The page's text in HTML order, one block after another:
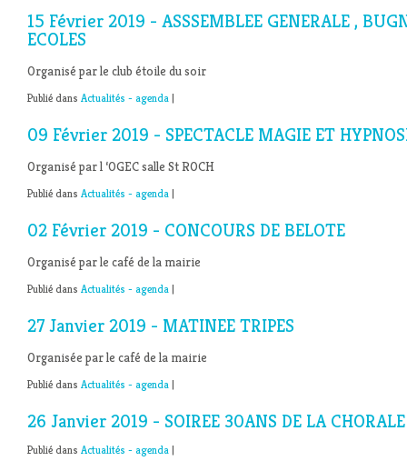
15 Février 2019 - ASSSEMBLEE GENERALE ,
ECOLES
Organisé par le club étoile du soir
Publié dans Actualités - agenda |
09 Février 2019 - SPECTACLE MAGIE ET
Organisé par l ‘OGEC salle St ROCH
Publié dans Actualités - agenda |
02 Février 2019 - CONCOURS DE BELOTE
Organisé par le café de la mairie
Publié dans Actualités - agenda |
27 Janvier 2019 - MATINEE TRIPES
Organisée par le café de la mairie
Publié dans Actualités - agenda |
26 Janvier 2019 - SOIREE 30ANS DE LA CHORALE
Publié dans Actualités - agenda |